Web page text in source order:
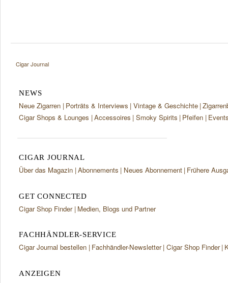
Cigar Journal
NEWS
Neue Zigarren Porträts & Interviews Vintage & Geschichte
Cigar Shops & Lounges Accessoires Smoky Spirits Pfeifen
CIGAR JOURNAL
Über das Magazin Abonnements Neues Abonnement Frühere
GET CONNECTED
Cigar Shop Finder Medien, Blogs und Partner
FACHHÄNDLER-SERVICE
Cigar Journal bestellen Fachhändler-Newsletter Cigar Shop Finder
ANZEIGEN